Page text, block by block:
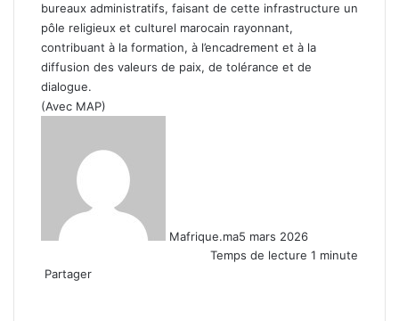
bureaux administratifs, faisant de cette infrastructure un
pôle religieux et culturel marocain rayonnant,
contribuant à la formation, à l’encadrement et à la
diffusion des valeurs de paix, de tolérance et de
dialogue.
(Avec MAP)
Mafrique.ma5 mars 2026
Temps de lecture 1 minute
Partager